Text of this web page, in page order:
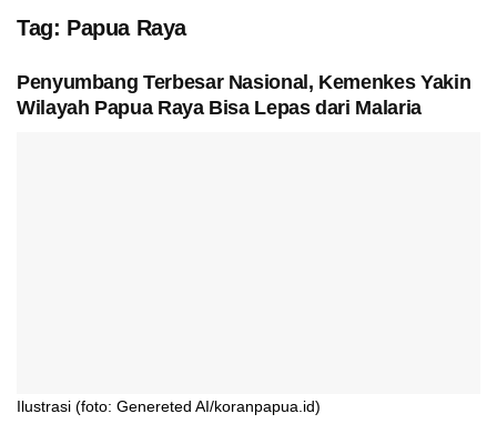
Tag: Papua Raya
Penyumbang Terbesar Nasional, Kemenkes Yakin
Wilayah Papua Raya Bisa Lepas dari Malaria
Ilustrasi (foto: Genereted AI/koranpapua.id)